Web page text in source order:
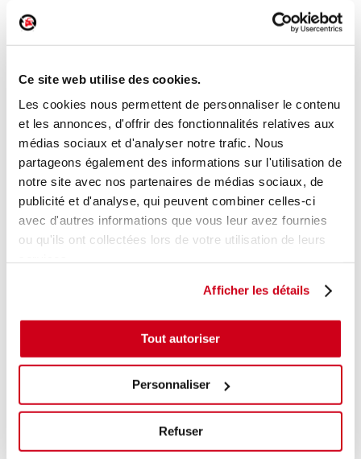
Ce site web utilise des cookies.
Les cookies nous permettent de personnaliser le contenu
et les annonces, d'offrir des fonctionnalités relatives aux
médias sociaux et d'analyser notre trafic. Nous
partageons également des informations sur l'utilisation de
notre site avec nos partenaires de médias sociaux, de
publicité et d'analyse, qui peuvent combiner celles-ci
avec d'autres informations que vous leur avez fournies
ou qu'ils ont collectées lors de votre utilisation de leurs
Afficher les détails
Tout autoriser
Personnaliser
Refuser
Poignée intérieure porte avant gauche
Réf. constructeur :806718H602
Modèle d'origine : NISSAN X-TRAIL 1 2004 - 200711
Modèle de provenance
Caractéristiques techniques
En stock 16,00 € TTC
AJOUTER AU PANIER